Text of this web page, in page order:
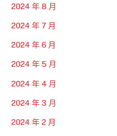
2024 年 8 月
2024 年 7 月
2024 年 6 月
2024 年 5 月
2024 年 4 月
2024 年 3 月
2024 年 2 月